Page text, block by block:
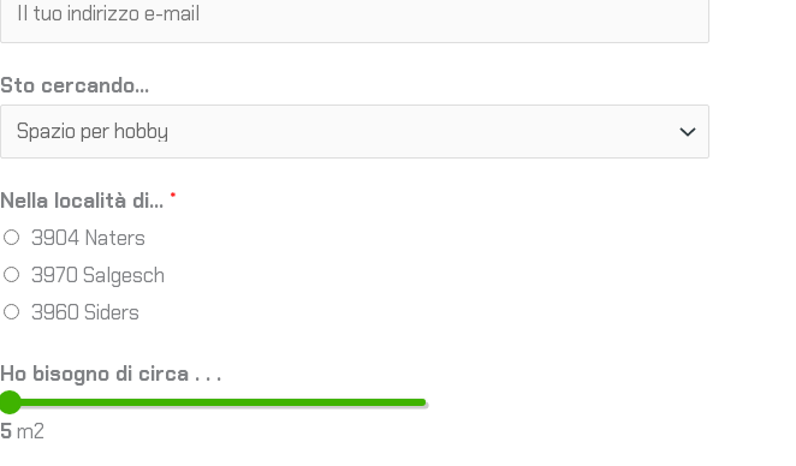
Sto cercando...
Nella località di... *
3904 Naters
3970 Salgesch
3960 Siders
Ho bisogno di circa . . .
5m2